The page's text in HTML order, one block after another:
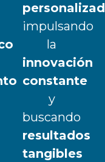
impulsando
la
innovación
constante
y
buscando
resultados
tangibles